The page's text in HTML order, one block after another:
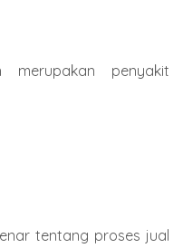
penyakit
tentang proses jual